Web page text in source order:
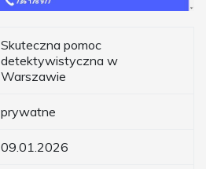
Skuteczna pomoc
detektywistyczna w
Warszawie
prywatne
09.01.2026